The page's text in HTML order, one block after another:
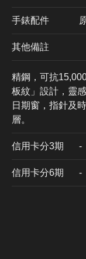
手錶配件
其他備註
精鋼，可抗
板紋」設計，靈
日期窗，指針及
層。
信用卡分3期 ​-
信用卡分6期 -